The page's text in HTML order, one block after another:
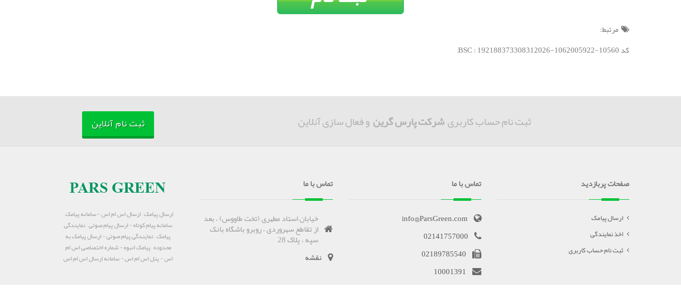
مرتبط:
کد BSC : 192188373308312026-1062005922-10560;
ثبت نام حساب کاربریشرکت پارس گرین و فعال سازی آنلاین ثبت نام آنلاین
صفحات پربازدید
ارسال پیامک
اخذ نمایندگی
ثبت نام حساب کاربری
تماس با ما
info@ParsGreen.com
02141757000
02189785540
10001391
تماس با ما
خیابان استاد مطهری (تخت طاووس) ، بعد
از تقاطع سهروردی ، روبرو باشگاه بانک
سپه ، پلاک 28
نقشه
ارسال پیامک – ارسال اس ام اس - سامانه پیامک –
سامانه پیام کوتاه - ارسال پیام صوتی – نمایندگی
پیامک – نمایندگی پیام صوتی - ارسال پیامک به
محدوده – پیامک انبوه - شماره اختصاصی اس ام
اس - پنل اس ام اس - سامانه ارسال اس ام اس